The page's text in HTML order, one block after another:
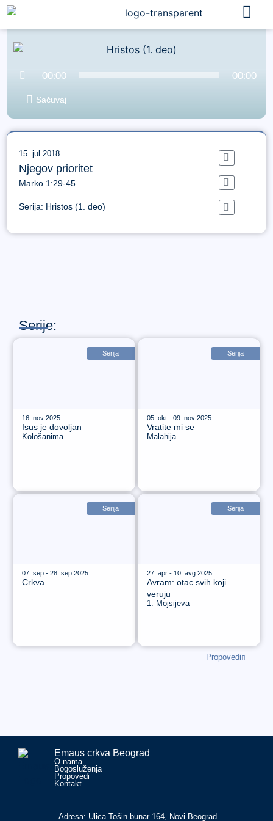
00:00 00:00
Sačuvaj
15. jul 2018.
Njegov prioritet
Marko 1:29-45
Serija: Hristos (1. deo)
Serije:
Serija
16. nov 2025.
Isus je dovoljan
Kološanima
Serija
05. okt - 09. nov 2025.
Vratite mi se
Malahija
Serija
07. sep - 28. sep 2025.
Crkva
Serija
27. apr - 10. avg 2025.
Avram: otac svih koji
veruju
1. Mojsijeva
Propovedi
Emaus crkva Beograd
O nama
Bogosluženja
Propovedi
Kontakt
Adresa: Ulica Tošin bunar 164, Novi Beograd